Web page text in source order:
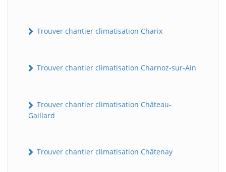
Trouver chantier climatisation Charix
Trouver chantier climatisation Charnoz-sur-Ain
Trouver chantier climatisation Château-
Gaillard
Trouver chantier climatisation Châtenay